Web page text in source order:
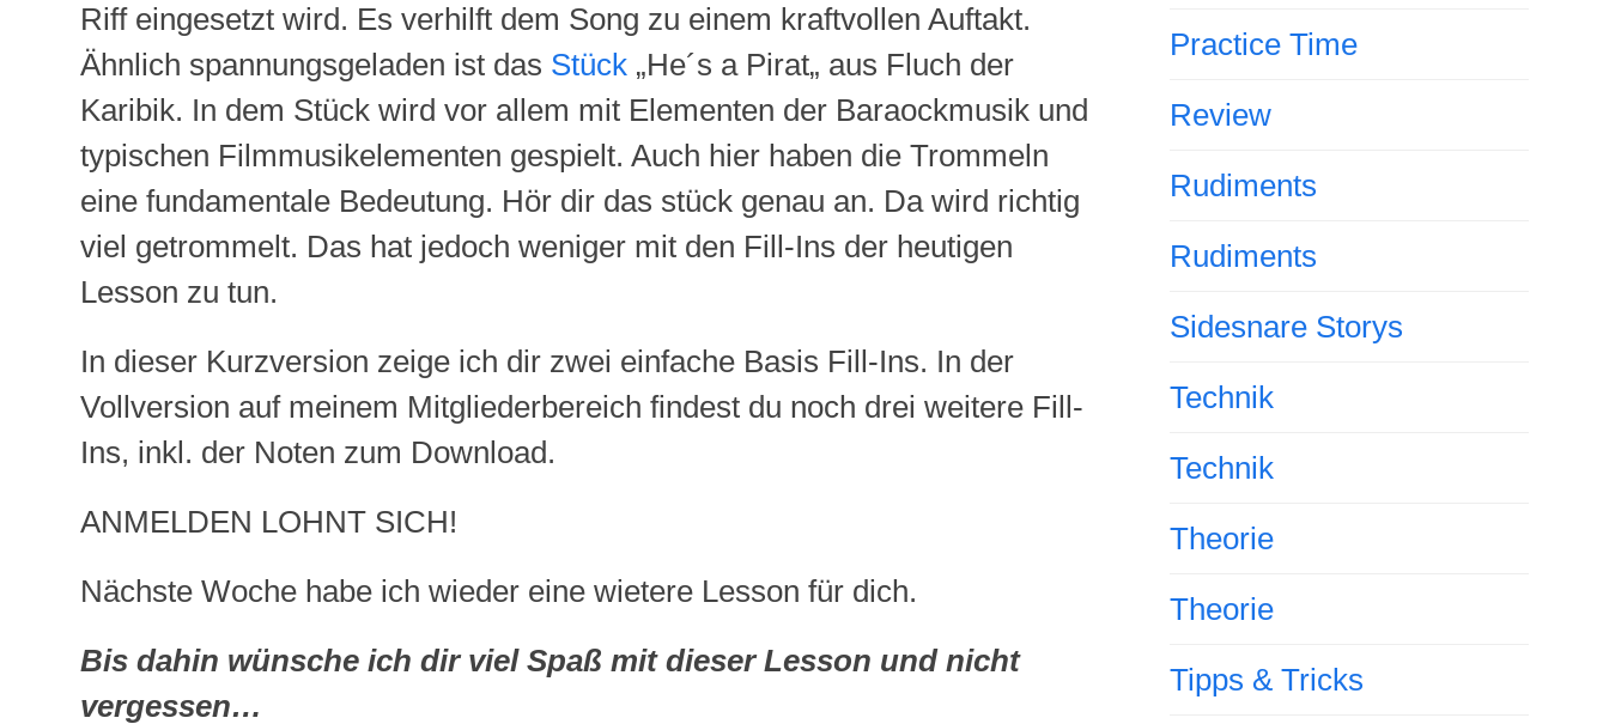
Riff eingesetzt wird. Es verhilft dem Song zu einem kraftvollen Auftakt.
Ähnlich spannungsgeladen ist das Stück „He´s a Pirat„ aus Fluch der
Karibik. In dem Stück wird vor allem mit Elementen der Baraockmusik und
typischen Filmmusikelementen gespielt. Auch hier haben die Trommeln
eine fundamentale Bedeutung. Hör dir das stück genau an. Da wird richtig
viel getrommelt. Das hat jedoch weniger mit den Fill-Ins der heutigen
Lesson zu tun.
In dieser Kurzversion zeige ich dir zwei einfache Basis Fill-Ins. In der
Vollversion auf meinem Mitgliederbereich findest du noch drei weitere Fill-
Ins, inkl. der Noten zum Download.
ANMELDEN LOHNT SICH!
Nächste Woche habe ich wieder eine wietere Lesson für dich.
Bis dahin wünsche ich dir viel Spaß mit dieser Lesson und nicht
vergessen…
Practice Time
Review
Rudiments
Rudiments
Sidesnare Storys
Technik
Technik
Theorie
Theorie
Tipps & Tricks